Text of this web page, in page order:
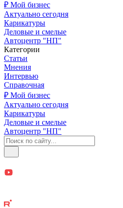
₽ Мой бизнес
Актуально сегодня
Карикатуры
Деловые и смелые
Автоцентр "НП"
Категории
Статьи
Мнения
Интервью
Справочная
₽ Мой бизнес
Актуально сегодня
Карикатуры
Деловые и смелые
Автоцентр "НП"